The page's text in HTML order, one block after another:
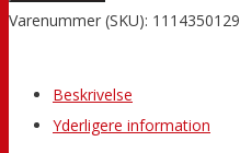
Varenummer (SKU): 1114350129
Beskrivelse
Yderligere information